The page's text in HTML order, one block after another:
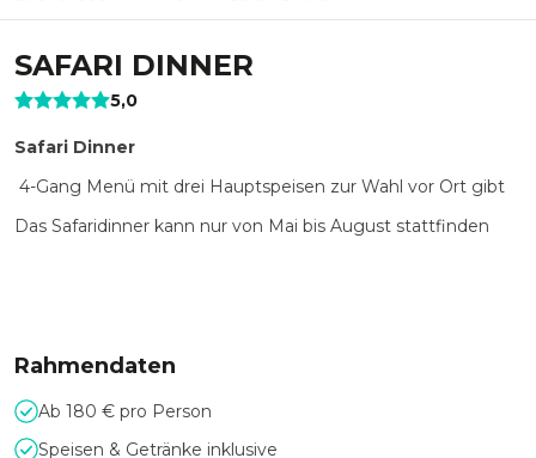
SAFARI DINNER
5,0
Safari Dinner
4-Gang Menü mit drei Hauptspeisen zur Wahl vor Ort gibt
Das Safaridinner kann nur von Mai bis August stattfinden
Rahmendaten
Ab 180 € pro Person
Speisen & Getränke inklusive